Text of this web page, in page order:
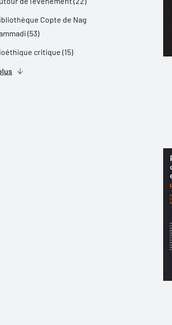
Copte de Nag
(53)
critique (15)